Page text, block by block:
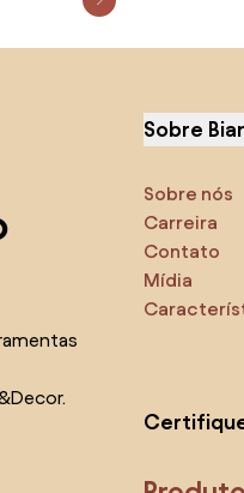
Sobre
Sobre nós
Carreira
Contato
Mídia